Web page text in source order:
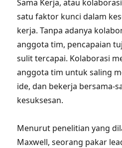
Sama Kerja, atau
satu faktor kunci dalam
kerja. Tanpa adanya
anggota tim, pencapaian
sulit tercapai. Kolaborasi
anggota tim untuk saling
ide, dan bekerja bersama-
kesuksesan.
Menurut penelitian yang
Maxwell, seorang pakar